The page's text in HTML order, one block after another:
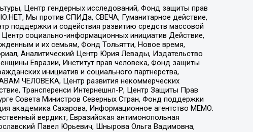
Центр гендерных исследований, Фонд защиты прав
Мы против СПИДа, СВЕЧА, Гуманитарное действие,
поддержки и содействия развитию средств массовой
социально-информационных инициатив Действие,
и их семьям, Фонд Тольятти, Новое время,
Аналитический Центр Юрия Левады, Издательство
Евразии, Институт прав человека, Фонд защиты
инициатив и социального партнерства,
ЧЕЛОВЕКА, Центр развития некоммерческих
Трансперенси Интернешнл-Р, Центр Защиты Прав
Совета Министров Северных Стран, Фонд поддержки
академика Сахарова, Информационное агентство МЕМО.
вердикт, Евразийская антимонопольная
Павел Юрьевич, Шнырова Ольга Вадимовна,